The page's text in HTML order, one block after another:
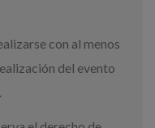
con al menos
del evento